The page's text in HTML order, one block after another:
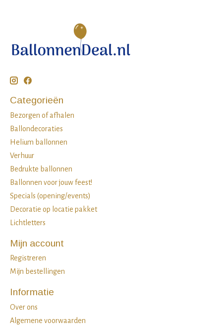
Categorieën
Bezorgen of afhalen
Ballondecoraties
Helium ballonnen
Verhuur
Bedrukte ballonnen
Ballonnen voor jouw feest!
Specials (opening/events)
Decoratie op locatie pakket
Lichtletters
Mijn account
Registreren
Mijn bestellingen
Informatie
Over ons
Algemene voorwaarden